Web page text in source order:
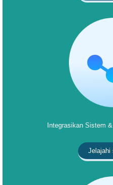
Integrasikan Sistem
Jelajahi